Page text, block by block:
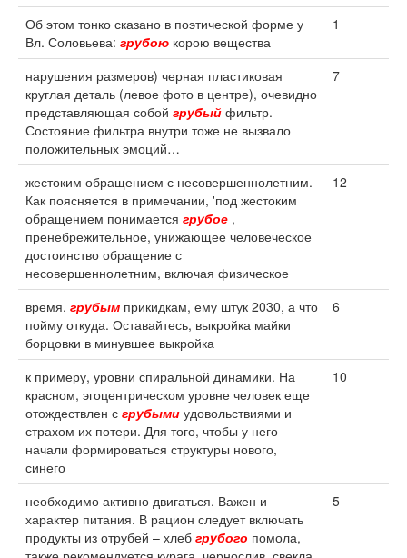
Об этом тонко сказано в поэтической форме у
Вл. Соловьева: грубою корою вещества
1
нарушения размеров) черная пластиковая
круглая деталь (левое фото в центре), очевидно
представляющая собой грубый фильтр.
Состояние фильтра внутри тоже не вызвало
положительных эмоций…
7
жестоким обращением с несовершеннолетним.
Как поясняется в примечании, 'под жестоким
обращением понимается грубое ,
пренебрежительное, унижающее человеческое
достоинство обращение с
несовершеннолетним, включая физическое
12
время. грубым прикидкам, ему штук 2030, а что
пойму откуда. Оставайтесь, выкройка майки
борцовки в минувшее выкройка
6
к примеру, уровни спиральной динамики. На
красном, эгоцентрическом уровне человек еще
отождествлен с грубыми удовольствиями и
страхом их потери. Для того, чтобы у него
начали формироваться структуры нового,
синего
10
необходимо активно двигаться. Важен и
характер питания. В рацион следует включать
продукты из отрубей – хлеб грубого помола,
5